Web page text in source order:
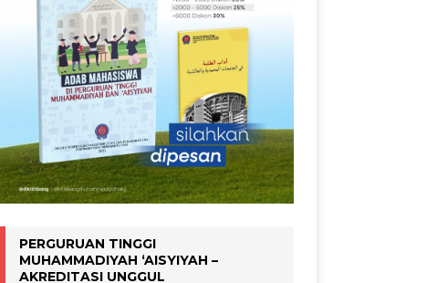
PERGURUAN TINGGI
MUHAMMADIYAH ‘AISYIYAH –
AKREDITASI UNGGUL